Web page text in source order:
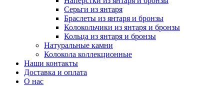
Серьги из янтаря
Браслеты из янтаря и бронзы
Колокольчики из янтаря и бронзы
Кольца из янтаря и бронзы
Натуральные камни
Колокола коллекционные
Наши контакты
Доставка и оплата
О нас